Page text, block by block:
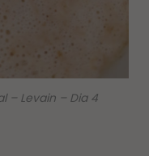
– Levain – Dia 4